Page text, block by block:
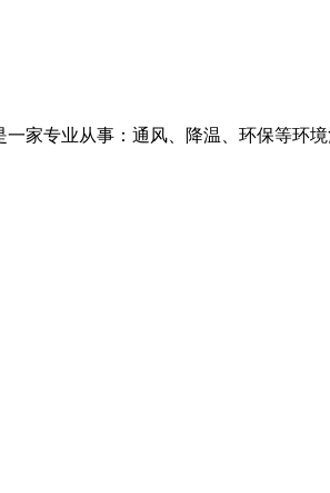
家专业从事：通风、降温、环保等环